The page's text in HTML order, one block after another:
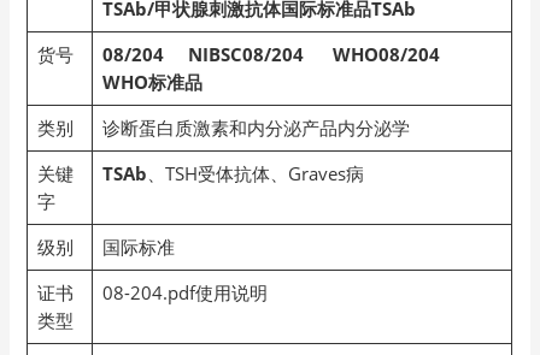
TSAb/甲状腺刺激抗体国际标准品TSAb
货号
08/204 NIBSC08/204 WHO08/204
WHO标准品
类别
诊断蛋白质激素和内分泌产品内分泌学
关键
字
TSAb、TSH受体抗体、Graves病
级别
国际标准
证书
类型
08-204.pdf使用说明